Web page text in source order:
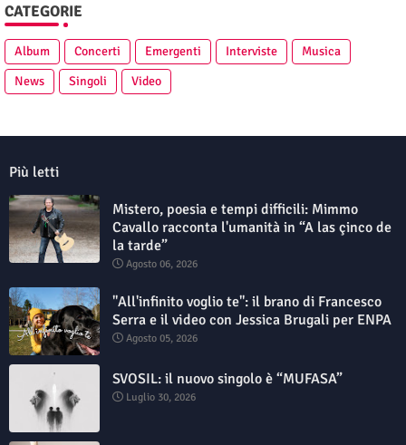
CATEGORIE
Album Concerti Emergenti Interviste
Musica
News
Singoli Video
Più letti
Mistero, poesia e tempi difficili: Mimmo
Cavallo racconta l'umanità in “A las çinco de
la tarde”
Agosto 06, 2026
"All'infinito voglio te": il brano di Francesco
Serra e il video con Jessica Brugali per ENPA
Agosto 05, 2026
SVOSIL: il nuovo singolo è “MUFASA”
Luglio 30, 2026